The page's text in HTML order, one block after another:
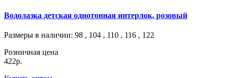
Водолазка детская однотонная интерлок, розовый
Размеры в наличии: 98 , 104 , 110 , 116 , 122
Розничная цена
422р.